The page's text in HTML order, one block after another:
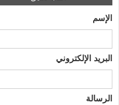
الإسم
البريد الإلكتروني
الرسالة